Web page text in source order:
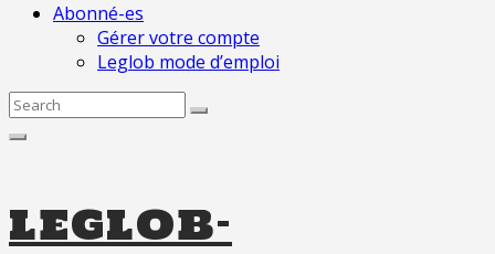
Abonné-es
Gérer votre compte
Leglob mode d’emploi
Search
leglob-